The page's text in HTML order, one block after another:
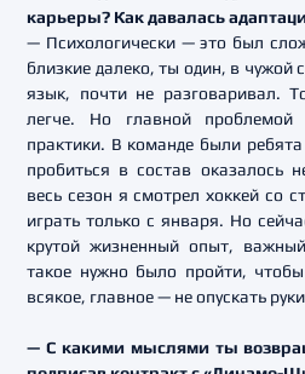
карьеры? Как давалась
— Психологически — это был
близкие далеко, ты один, в чужой
язык, почти не разговаривал.
легче. Но главной проблемой
практики. В команде были
пробиться в состав оказалось
весь сезон я смотрел хоккей со
играть только с января. Но
крутой жизненный опыт,
такое нужно было пройти,
всякое, главное — не опускать
— С какими мыслями ты